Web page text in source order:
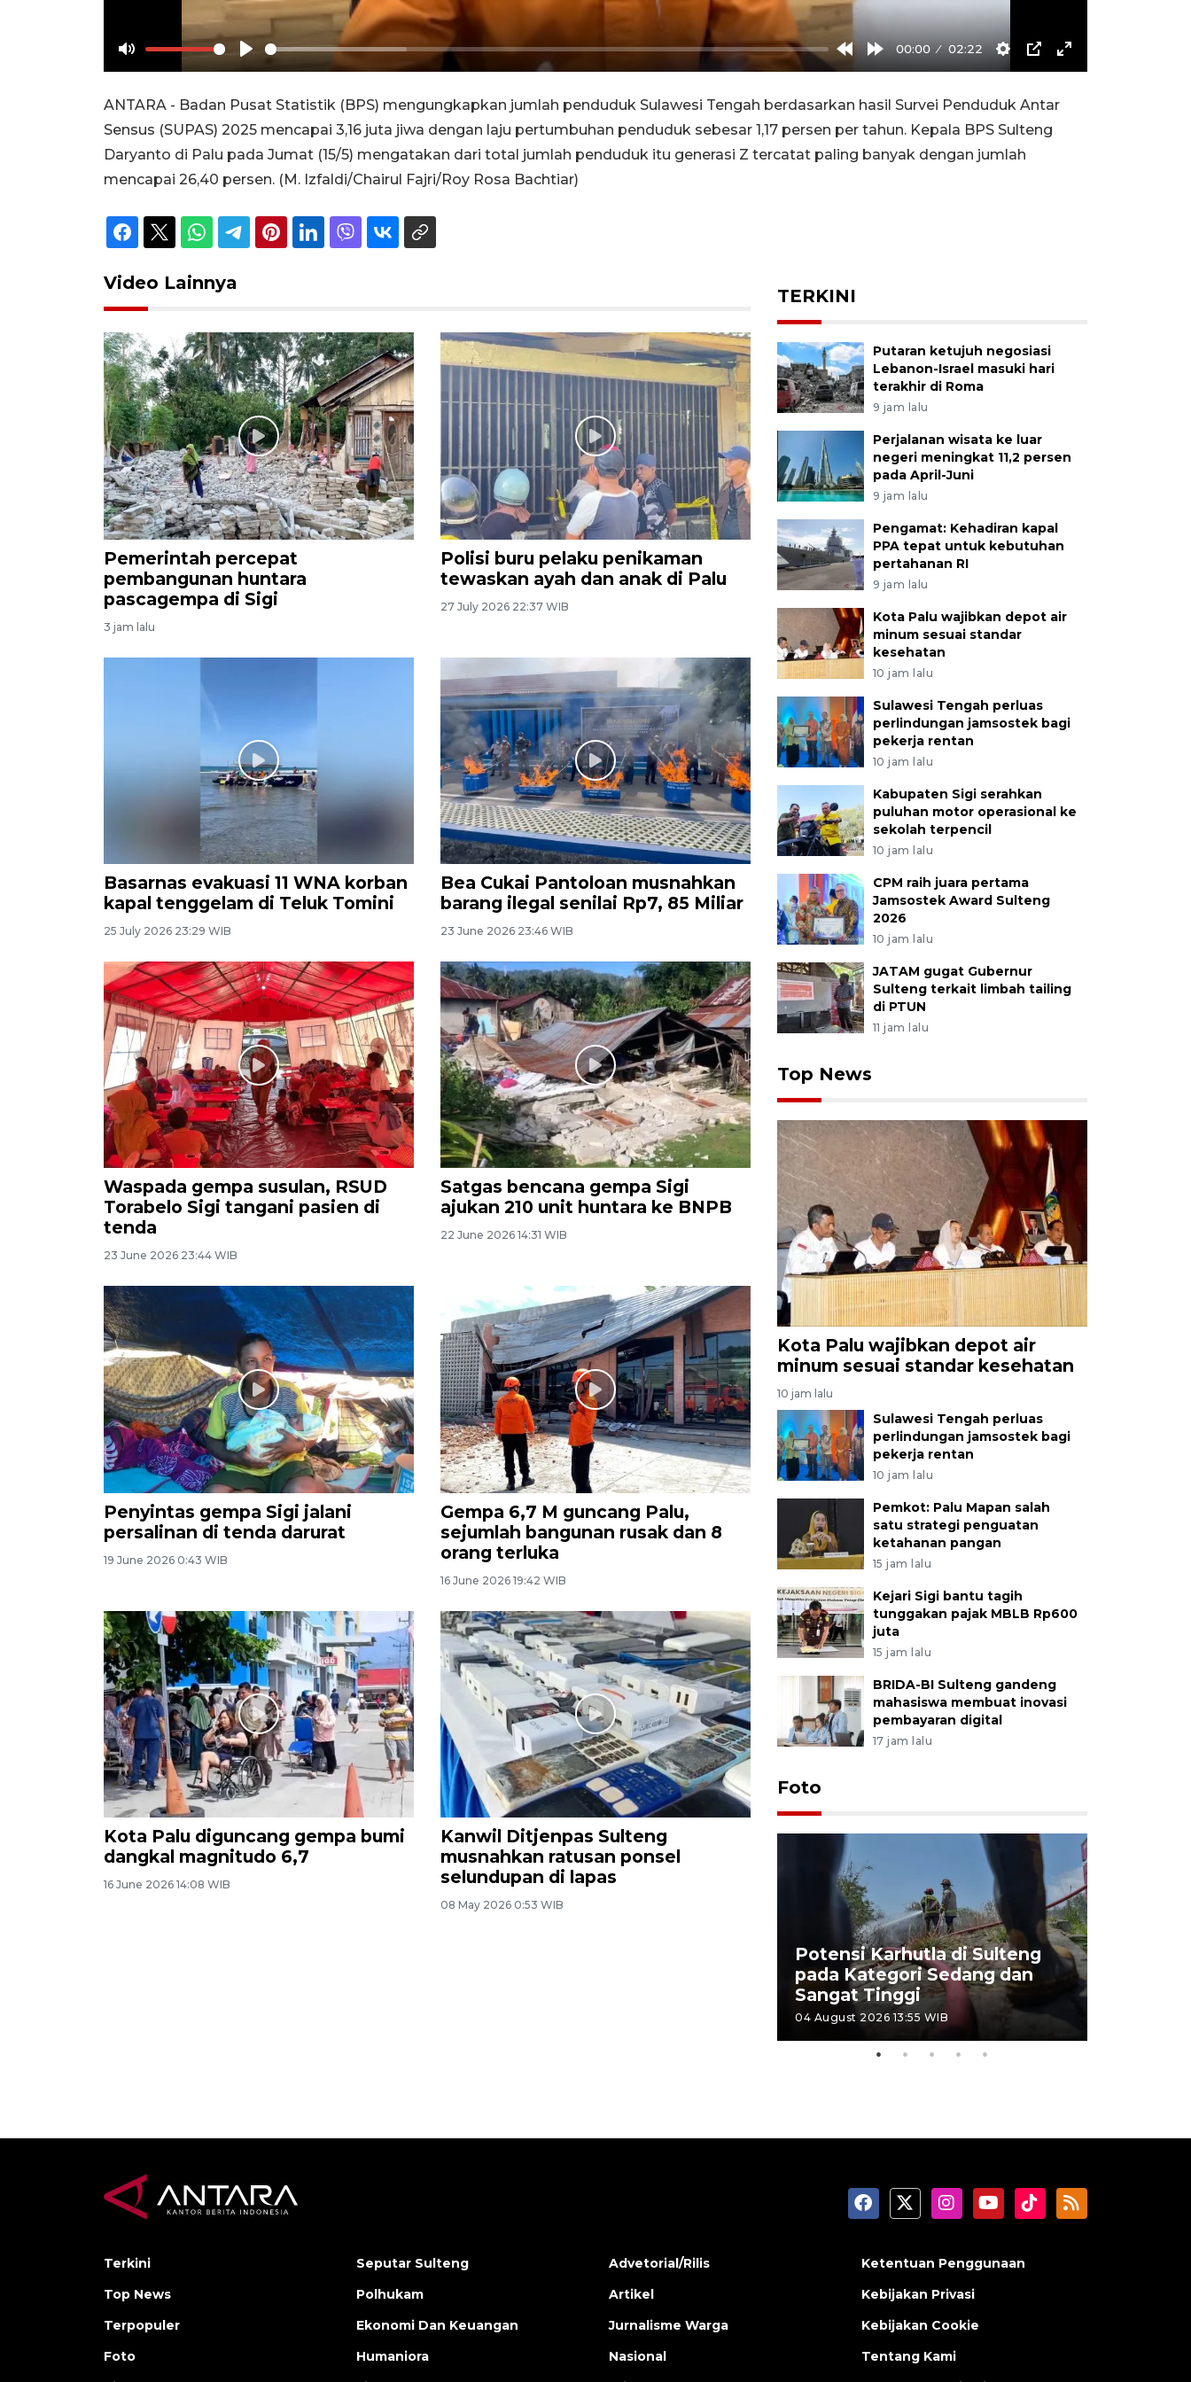
Mute Play
RewindForward
00:00 02:22
Settings
PIP Enter
ANTARA - Badan Pusat Statistik (BPS) mengungkapkan jumlah penduduk Sulawesi Tengah berdasarkan hasil Survei Penduduk Antar
Sensus (SUPAS) 2025 mencapai 3,16 juta jiwa dengan laju pertumbuhan penduduk sebesar 1,17 persen per tahun. Kepala BPS Sulteng
Daryanto di Palu pada Jumat (15/5) mengatakan dari total jumlah penduduk itu generasi Z tercatat paling banyak dengan jumlah
mencapai 26,40 persen. (M. Izfaldi/Chairul Fajri/Roy Rosa Bachtiar)
Video Lainnya
Pemerintah percepat
pembangunan huntara
pascagempa di Sigi
3 jam lalu
Polisi buru pelaku penikaman
tewaskan ayah dan anak di Palu
27 July 2026 22:37 WIB
Basarnas evakuasi 11 WNA korban
kapal tenggelam di Teluk Tomini
25 July 2026 23:29 WIB
Bea Cukai Pantoloan musnahkan
barang ilegal senilai Rp7, 85 Miliar
23 June 2026 23:46 WIB
Waspada gempa susulan, RSUD
Torabelo Sigi tangani pasien di
tenda
23 June 2026 23:44 WIB
Satgas bencana gempa Sigi
ajukan 210 unit huntara ke BNPB
22 June 2026 14:31 WIB
Penyintas gempa Sigi jalani
persalinan di tenda darurat
19 June 2026 0:43 WIB
Gempa 6,7 M guncang Palu,
sejumlah bangunan rusak dan 8
orang terluka
16 June 2026 19:42 WIB
Kota Palu diguncang gempa bumi
dangkal magnitudo 6,7
16 June 2026 14:08 WIB
Kanwil Ditjenpas Sulteng
musnahkan ratusan ponsel
selundupan di lapas
08 May 2026 0:53 WIB
TERKINI
Putaran ketujuh negosiasi
Lebanon-Israel masuki hari
terakhir di Roma
9 jam lalu
Perjalanan wisata ke luar
negeri meningkat 11,2 persen
pada April-Juni
9 jam lalu
Pengamat: Kehadiran kapal
PPA tepat untuk kebutuhan
pertahanan RI
9 jam lalu
Kota Palu wajibkan depot air
minum sesuai standar
kesehatan
10 jam lalu
Sulawesi Tengah perluas
perlindungan jamsostek bagi
pekerja rentan
10 jam lalu
Kabupaten Sigi serahkan
puluhan motor operasional ke
sekolah terpencil
10 jam lalu
CPM raih juara pertama
Jamsostek Award Sulteng
2026
10 jam lalu
JATAM gugat Gubernur
Sulteng terkait limbah tailing
di PTUN
11 jam lalu
Top News
Kota Palu wajibkan depot air
minum sesuai standar kesehatan
10 jam lalu
Sulawesi Tengah perluas
perlindungan jamsostek bagi
pekerja rentan
10 jam lalu
Pemkot: Palu Mapan salah
satu strategi penguatan
ketahanan pangan
15 jam lalu
Kejari Sigi bantu tagih
tunggakan pajak MBLB Rp600
juta
15 jam lalu
BRIDA-BI Sulteng gandeng
mahasiswa membuat inovasi
pembayaran digital
17 jam lalu
Foto
Potensi Karhutla di Sulteng
pada Kategori Sedang dan
Sangat Tinggi
04 August 2026 13:55 WIB
Terkini
Top News
Terpopuler
Foto
Seputar Sulteng
Polhukam
Ekonomi Dan Keuangan
Humaniora
Advetorial/Rilis
Artikel
Jurnalisme Warga
Nasional
Ketentuan Penggunaan
Kebijakan Privasi
Kebijakan Cookie
Tentang Kami